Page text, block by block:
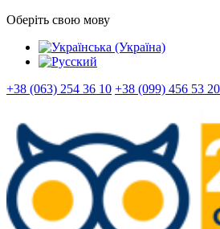
Оберіть свою мову
+38 (063) 254 36 10 +38 (099) 456 53 20